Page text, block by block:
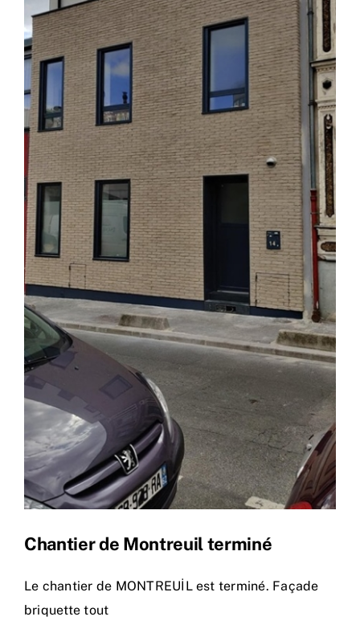
Chantier de Montreuil terminé
Le chantier de MONTREUİL est terminé. Façade
briquette tout